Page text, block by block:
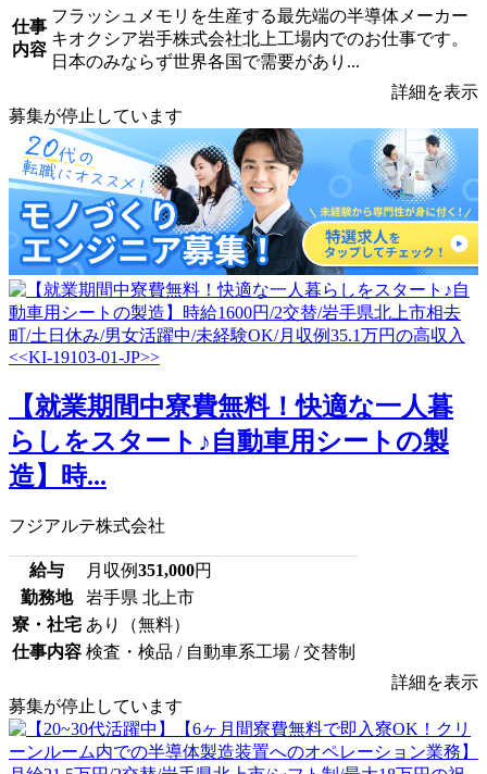
仕事
内容
フラッシュメモリを生産する最先端の半導体メーカー
キオクシア岩手株式会社北上工場内でのお仕事です。
日本のみならず世界各国で需要があり...
詳細を表示
募集が停止しています
【就業期間中寮費無料！快適な一人暮
らしをスタート♪自動車用シートの製
造】時...
フジアルテ株式会社
給与 月収例351,000円
勤務地
岩手県 北上市
寮・社宅 あり（無料）
仕事内容 検査・検品 / 自動車系工場 / 交替制
詳細を表示
募集が停止しています